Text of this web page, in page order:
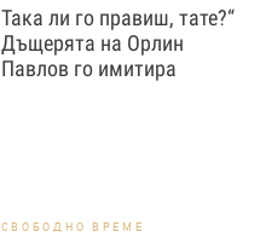
Така ли го правиш, тате?“
Дъщерята на Орлин
Павлов го имитира
СВОБОДНО ВРЕМЕ